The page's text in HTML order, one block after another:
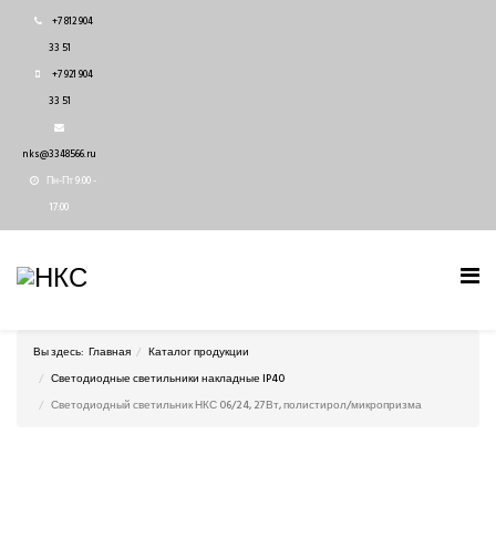
+7 812 904
33 51
+7 921 904
33 51
nks@3348566.ru
Пн-Пт 9:00 -
17:00
Вы здесь: Главная
Каталог продукции
Светодиодные светильники накладные IP40
Светодиодный светильник НКС 06/24, 27Вт, полистирол/микропризма